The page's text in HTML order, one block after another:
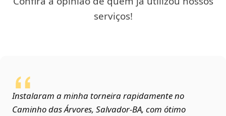
serviços!
Instalaram a minha torneira rapidamente no
Caminho das Árvores, Salvador‑BA, com ótimo